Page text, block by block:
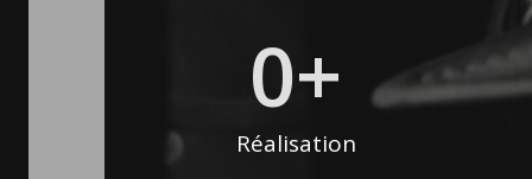
0+
Réalisation